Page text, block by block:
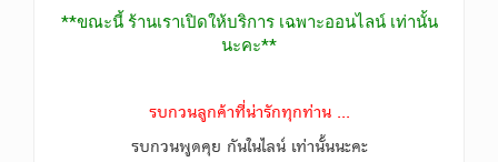
**ขณะนี้ ร้านเราเปิดให้บริการ เฉพาะออนไลน์ เท่านั้น
นะคะ**
รบกวนลูกค้าที่น่ารักทุกท่าน ...
รบกวนพูดคุย กันในไลน์ เท่านั้นนะคะ